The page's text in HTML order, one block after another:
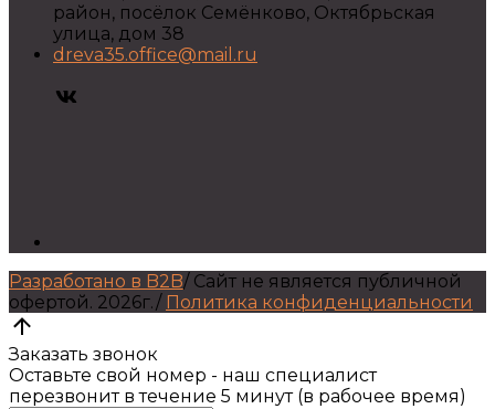
район, посёлок Семёнково, Октябрьская
улица, дом 38
dreva35.office@mail.ru
Разработано в B2B/Сайт не является публичной
офертой. 2026г./ Политика конфиденциальности
Заказать звонок
Оставьте свой номер - наш специалист
перезвонит в течение 5 минут (в рабочее время)